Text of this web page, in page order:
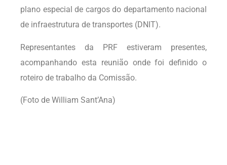
plano especial de cargos do departamento nacional
de infraestrutura de transportes (DNIT).
Representantes da PRF estiveram presentes,
acompanhando esta reunião onde foi definido o
roteiro de trabalho da Comissão.
(Foto de William Sant’Ana)